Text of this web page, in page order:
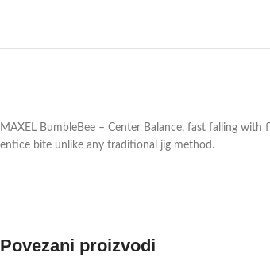
MAXEL BumbleBee – Center Balance, fast falling
entice bite unlike any traditional jig method.
Povezani proizvodi